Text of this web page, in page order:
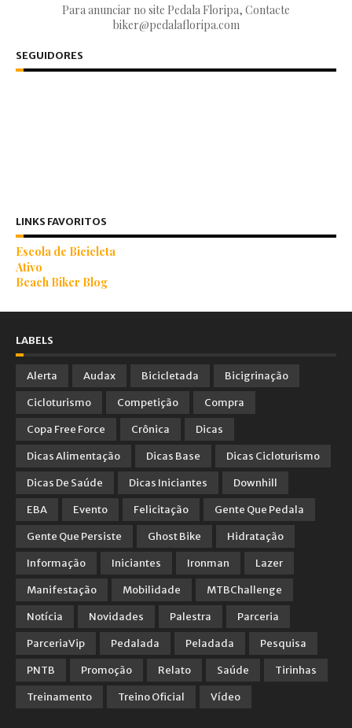
Para anunciar no site Pedala Floripa, Contacte
biker@pedalafloripa.com
SEGUIDORES
LINKS FAVORITOS
Escola de Bicicleta
Ativo
Beach Biker Blog
LABELS
Alerta Audax Bicicletada
Bicigrinação
Cicloturismo
Competição
Compra
Copa Free Force
Crônica
Dicas
Dicas Alimentação
Dicas Base
Dicas Cicloturismo
Dicas De Saúde
Dicas Iniciantes
Downhill
EBA
Evento Felicitação
Gente Que Pedala
Gente Que Persiste
Ghost Bike
Hidratação
Informação
Iniciantes Ironman
Lazer
Manifestação
Mobilidade
MTBChallenge
Notícia
Novidades Palestra
Parceria
ParceriaVip
Pedalada Peladada
Pesquisa
PNTB
Promoção Relato Saúde
Tirinhas
Treinamento
Treino Oficial Vídeo